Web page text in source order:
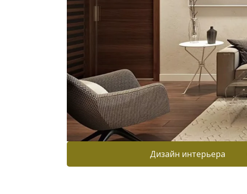
Дизайн интерьера